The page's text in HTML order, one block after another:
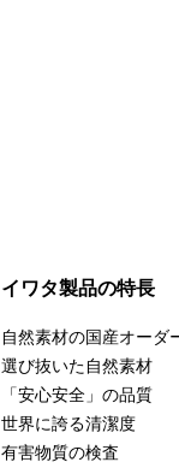
イワタ製品の特長
自然素材の国産オーダ
選び抜いた自然素材
「安心安全」の品質
世界に誇る清潔度
有害物質の検査